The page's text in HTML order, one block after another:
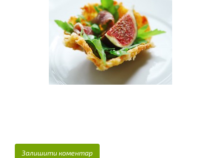
Залишити коментар